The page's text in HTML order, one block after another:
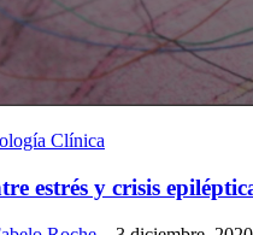
Clínica
estrés y crisis